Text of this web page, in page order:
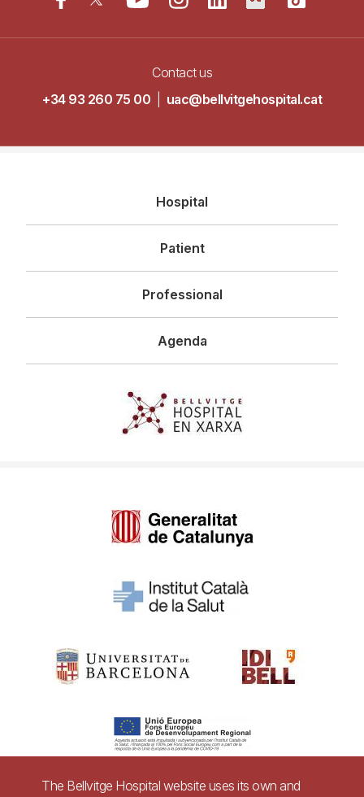
Contact us
+34 93 260 75 00
uac@bellvitgehospital.cat
principal
Hospital
Patient
Professional
Agenda
The Bellvitge Hospital website uses its own and